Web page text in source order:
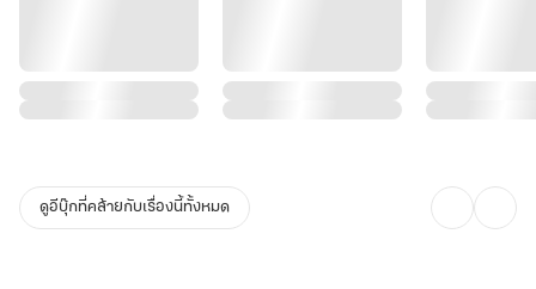
ดูอีบุ๊กที่คล้ายกับเรื่องนี้ทั้งหมด